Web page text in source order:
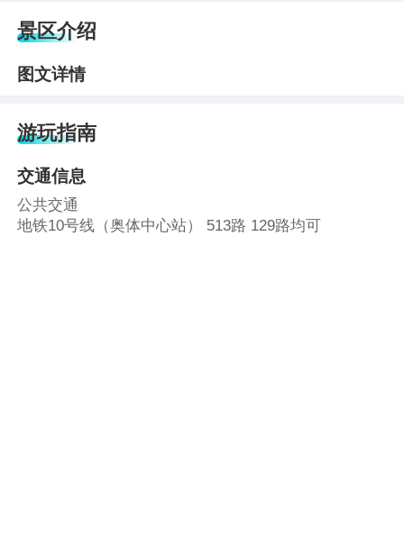
景区介绍
图文详情
游玩指南
交通信息
公共交通
地铁10号线（奥体中心站） 513路 129路均可